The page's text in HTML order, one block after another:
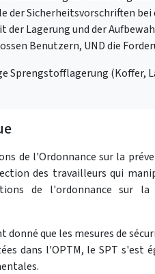
der Sicherheitsvorschriften
der Lagerung und der
Benutzern, UND die
Sprengstofflagerung (Koffer,
de l'Ordonnance sur la
des travailleurs qui
de l'ordonnance sur
que les mesures de
dans l'OPTM, le SPT s'est